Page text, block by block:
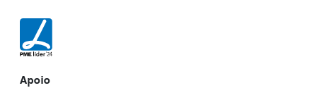
Apoio